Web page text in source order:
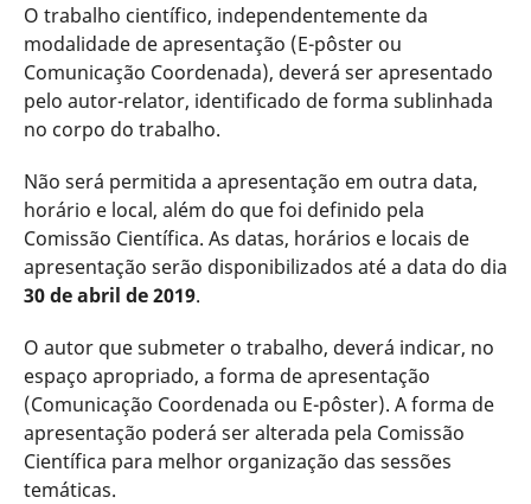
O trabalho científico, independentemente da
modalidade de apresentação (E-pôster ou
Comunicação Coordenada), deverá ser apresentado
pelo autor-relator, identificado de forma sublinhada
no corpo do trabalho.
Não será permitida a apresentação em outra data,
horário e local, além do que foi definido pela
Comissão Científica. As datas, horários e locais de
apresentação serão disponibilizados até a data do dia
30 de abril de 2019.
O autor que submeter o trabalho, deverá indicar, no
espaço apropriado, a forma de apresentação
(Comunicação Coordenada ou E-pôster). A forma de
apresentação poderá ser alterada pela Comissão
Científica para melhor organização das sessões
temáticas.